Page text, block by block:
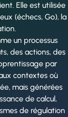
Elle est utilisée
(échecs, Go), la
un processus
des actions, des
par
contextes où
mais générées
de calcul,
de régulation